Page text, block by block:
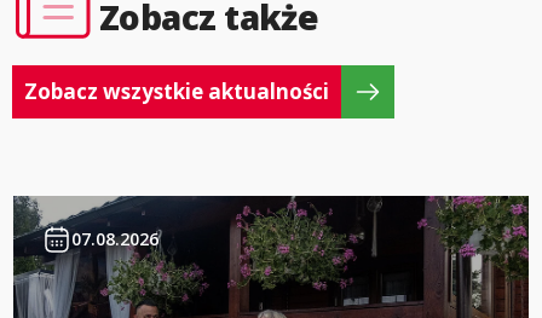
Zobacz także
Zobacz wszystkie aktualności
07.08.2026